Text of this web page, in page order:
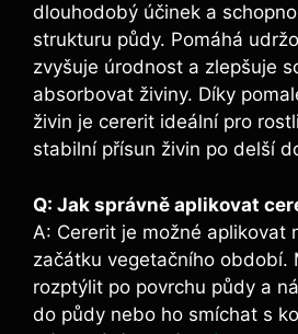
dlouhodobý ‌účinek a
strukturu⁣ půdy. Pomáhá⁤
zvyšuje úrodnost a zlepšuje
absorbovat ​živiny. Díky
živin je cererit ideální pro
stabilní přísun živin po​ delší
Q: Jak správně aplikovat
A: Cererit je možné aplikovat
začátku vegetačního období.
rozptýlit ⁤po povrchu půdy a
do půdy⁢ nebo ho ⁣smíchat s⁢